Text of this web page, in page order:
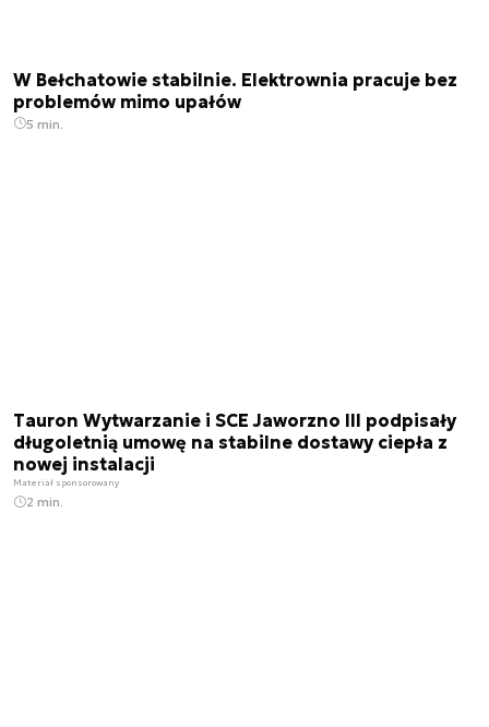
W Bełchatowie stabilnie. Elektrownia pracuje bez
problemów mimo upałów
5 min.
Tauron Wytwarzanie i SCE Jaworzno III podpisały
długoletnią umowę na stabilne dostawy ciepła z
nowej instalacji
Materiał sponsorowany
2 min.